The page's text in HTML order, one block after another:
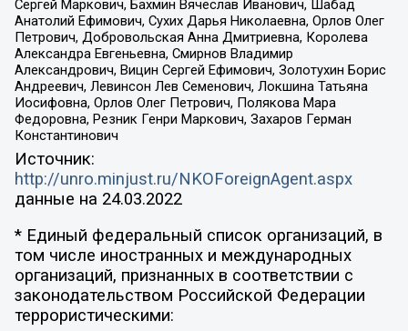
Сергей Маркович, Бахмин Вячеслав Иванович, Шабад
Анатолий Ефимович, Сухих Дарья Николаевна, Орлов Олег
Петрович, Добровольская Анна Дмитриевна, Королева
Александра Евгеньевна, Смирнов Владимир
Александрович, Вицин Сергей Ефимович, Золотухин Борис
Андреевич, Левинсон Лев Семенович, Локшина Татьяна
Иосифовна, Орлов Олег Петрович, Полякова Мара
Федоровна, Резник Генри Маркович, Захаров Герман
Константинович
Источник:
http://unro.minjust.ru/NKOForeignAgent.aspx
данные на 24.03.2022
* Единый федеральный список организаций, в
том числе иностранных и международных
организаций, признанных в соответствии с
законодательством Российской Федерации
террористическими: